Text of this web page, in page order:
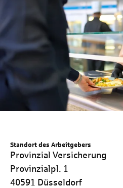
Standort des Arbeitgebers
Provinzial Versicherung
Provinzialpl. 1
40591 Düsseldorf